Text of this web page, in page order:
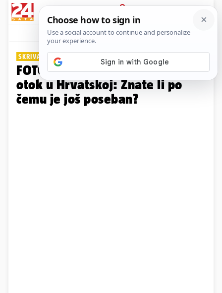
PRIJAVA
Galerija Komentari
SKRIVA ZANIMLJIVU PRIČU
FOTO Ovo je najniži naseljeni
otok u Hrvatskoj: Znate li po
čemu je još poseban?